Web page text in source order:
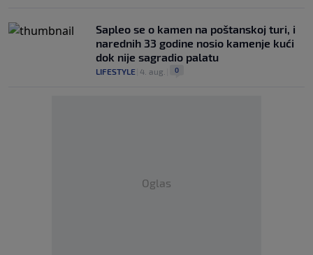
Saplео se o kamen na poštanskoj turi, i
narednih 33 godine nosio kamenje kući
dok nije sagradio palatu
LIFESTYLE 4. aug. 0
Oglas